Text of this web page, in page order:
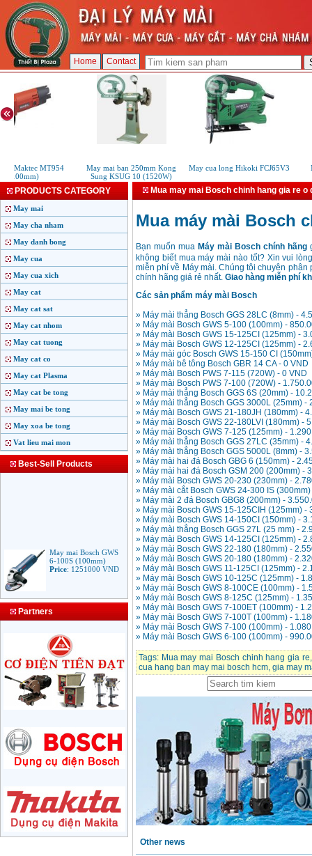
Home Contact
Maktec MT954
(100mm)
May mai ban 250mm Kong
Sung KSUG 10 (1520W)
May cua long Hikoki FCJ65V3
PRODUCTS CATEGORY
May mai
May cha nham
May danh bong
May cua
May cua xich
May cat
May cat sat
May cat nhom
May cat tuong
May cat co
May cat Plasma
May cat be tong
May mai be tong
May xoa be tong
Vat lieu mai mon
Best-Sell Products
May mai Bosch GWS
6-100S (100mm)
Price:1251000VND
May mai Makita
9553B (100mm)
Price
May mai 180mm
Bosch GWS 2200-180
(2000W)
Price:3438000VND
Makita 9558HN
(840W)
Price:1587000VND
GA4040 ( 100mm)
Price:2043000VND
Partners
Mua may mai Bosch chinh hang gia re o
Mua máy mài Bosch
Bạn muốn mua Máy mài Bosch chính hãng
không biết mua máy mài nào tốt? Xin vui
miễn phí về Máy mài. Chúng tôi chuyên
chính hãng giá rẻ nhất. Giao hàng miễn phí
Các sản phẩm máy mài Bosch
» Máy mài thẳng Bosch GGS 28LC (8mm) -
» Máy mài Bosch GWS 5-100 (100mm) -
» Máy mài Bosch GWS 15-125CI (125mm) -
» Máy mài Bosch GWS 12-125CI (125mm) -
» Máy mài góc Bosch GWS 15-150 CI
» Máy mài bê tông Bosch GBR 14 CA - 0 VND
» Máy mài Bosch PWS 7-115 (720W) - 0 VND
» Máy mài Bosch PWS 7-100 (720W) -
» Máy mài thẳng Bosch GGS 6S (20mm) -
» Máy mài thẳng Bosch GGS 3000L (25mm) -
» Máy mài Bosch GWS 21-180JH (180mm) -
» Máy mài Bosch GWS 22-180LVI (180mm) -
» Máy mài Bosch GWS 7-125 (125mm) -
» Máy mài thẳng Bosch GGS 27LC (35mm) -
» Máy mài thẳng Bosch GGS 5000L (8mm) -
» Máy mài hai đá Bosch GBG 6 (150mm) -
» Máy mài hai đá Bosch GSM 200 (200mm) -
» Máy mài Bosch GWS 20-230 (230mm) -
» Máy mài cắt Bosch GWS 24-300 IS
» Máy mài 2 đá Bosch GBG8 (200mm) -
» Máy mài Bosch GWS 15-125CIH (125mm) -
» Máy mài Bosch GWS 14-150CI (150mm) -
» Máy mài thẳng Bosch GGS 27L (25 mm) -
» Máy mài Bosch GWS 14-125CI (125mm) -
» Máy mài Bosch GWS 22-180 (180mm) -
» Máy mài Bosch GWS 20-180 (180mm) -
» Máy mài Bosch GWS 11-125CI (125mm) -
» Máy mài Bosch GWS 10-125C (125mm) -
» Máy mài Bosch GWS 8-100CE (100mm) -
» Máy mài Bosch GWS 8-125C (125mm) -
» Máy mài Bosch GWS 7-100ET (100mm) -
» Máy mài Bosch GWS 7-100T (100mm) -
» Máy mài Bosch GWS 7-100 (100mm) -
» Máy mài Bosch GWS 6-100 (100mm) -
Tags: Mua may mai Bosch chinh hang gia re
cua hang ban may mai bosch hcm, gia may
Other news